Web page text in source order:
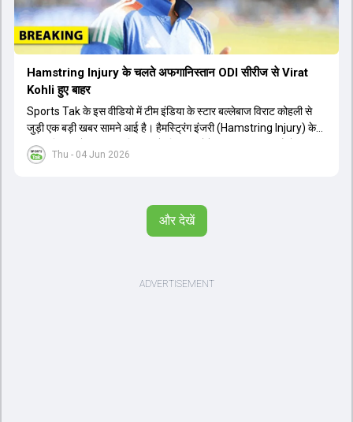
Thu - 04 Jun 2026
Hamstring Injury के चलते अफगानिस्तान ODI सीरीज से Virat
Kohli हुए बाहर
Sports Tak के इस वीडियो में टीम इंडिया के स्टार बल्लेबाज विराट कोहली से
जुड़ी एक बड़ी खबर सामने आई है। हैमस्ट्रिंग इंजरी (Hamstring Injury) के
कारण विराट कोहली अफगानिस्तान के खिलाफ होने वाली आगामी तीन मैचों की
वनडे सीरीज से बाहर हो गए हैं। भारत और अफगानिस्तान के बीच इस वनडे सीरीज
खत्म हुए आईपीएल में शानदार प्रदर्शन करने वाले विराट कोहली का इस सीरीज से
बाहर होना भारतीय फैंस के लिए एक बहुत बड़ा झटका है। यह वनडे सीरीज 2027
और देखें